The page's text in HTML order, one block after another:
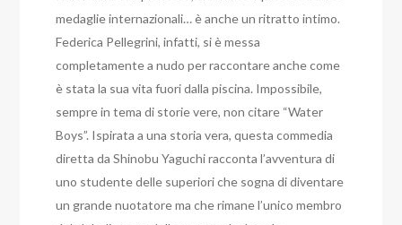
medaglie internazionali… è anche un ritratto intimo.
Federica Pellegrini, infatti, si è messa
completamente a nudo per raccontare anche come
è stata la sua vita fuori dalla piscina. Impossibile,
sempre in tema di storie vere, non citare “Water
Boys”. Ispirata a una storia vera, questa commedia
diretta da Shinobu Yaguchi racconta l’avventura di
uno studente delle superiori che sogna di diventare
un grande nuotatore ma che rimane l’unico membro